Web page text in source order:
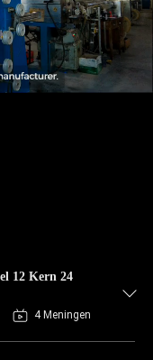
12 Kern 24
4 Meningen